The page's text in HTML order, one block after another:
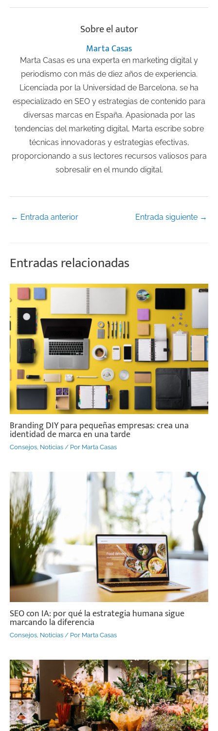
Sobre el autor
Marta Casas
Marta Casas es una experta en marketing digital y
periodismo con más de diez años de experiencia.
Licenciada por la Universidad de Barcelona, se ha
especializado en SEO y estrategias de contenido para
diversas marcas en España. Apasionada por las
tendencias del marketing digital, Marta escribe sobre
técnicas innovadoras y estrategias efectivas,
proporcionando a sus lectores recursos valiosos para
sobresalir en el mundo digital.
← Entrada anterior Entrada siguiente →
Entradas relacionadas
Branding DIY para pequeñas empresas: crea una
identidad de marca en una tarde
Consejos Noticias / Por Marta Casas
SEO con IA: por qué la estrategia humana sigue
marcando la diferencia
Consejos Noticias / Por Marta Casas